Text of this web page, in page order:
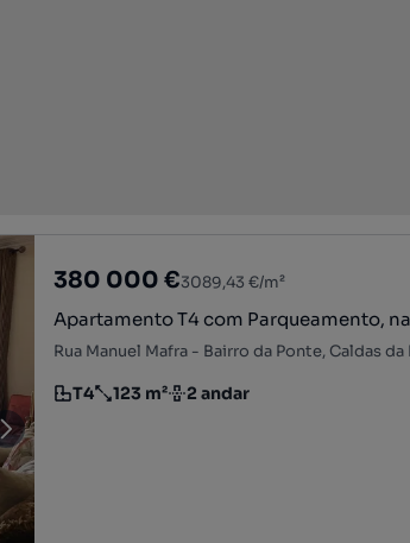
380 000 €3089,43 €/m²
Apartamento T4 com Parqueamento,
Tipologia
T4
Preço por metro quadrado
123 m²
Andar 2 andar